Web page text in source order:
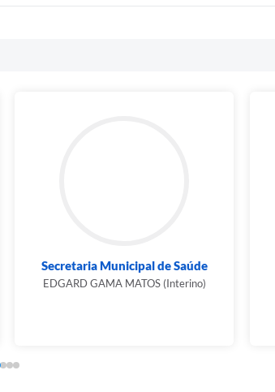
Secretaria Municipal de Saúde
EDGARD GAMA MATOS (Interino)